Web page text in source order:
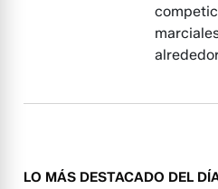
LO MÁS DESTACADO DEL